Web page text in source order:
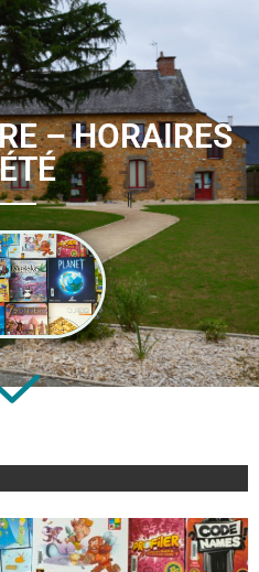
– HORAIRES